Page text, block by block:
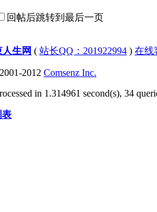
回帖后跳转到最后一页
人生网 ( 站长QQ：201922994 ) 在线
2012 Comsenz Inc.
in 1.314961 second(s), 34
表